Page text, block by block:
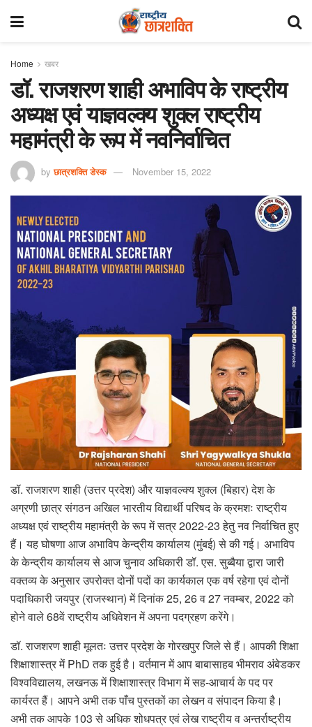
Home खबर
डॉ. राजशरण शाही अभाविप के राष्ट्रीय
अध्यक्ष एवं याज्ञवल्क्य शुक्ल राष्ट्रीय
महामंत्री के रूप में नवनिर्वाचित
by छात्रशक्ति डेस्क November 15, 2022
डॉ. राजशरण शाही (उत्तर प्रदेश) और याज्ञवल्क्य शुक्ल (बिहार) देश के
अग्रणी छात्र संगठन अखिल भारतीय विद्यार्थी परिषद के क्रमशः राष्ट्रीय
अध्यक्ष एवं राष्ट्रीय महामंत्री के रूप में सत्र 2022-23 हेतु नव निर्वाचित हुए
हैं। यह घोषणा आज अभाविप केन्द्रीय कार्यालय (मुंबई) से की गई। अभाविप
के केन्द्रीय कार्यालय से आज चुनाव अधिकारी डॉ. एस. सुब्बैया द्वारा जारी
वक्तव्य के अनुसार उपरोक्त दोनों पदों का कार्यकाल एक वर्ष रहेगा एवं दोनों
पदाधिकारी जयपुर (राजस्थान) में दिनांक 25, 26 व 27 नवम्बर, 2022 को
होने वाले 68वें राष्ट्रीय अधिवेशन में अपना पदग्रहण करेंगे।
डॉ. राजशरण शाही मूलतः उत्तर प्रदेश के गोरखपुर जिले से हैं। आपकी शिक्षा
शिक्षाशास्त्र में PhD तक हुई है। वर्तमान में आप बाबासाहब भीमराव अंबेडकर
विश्वविद्यालय, लखनऊ में शिक्षाशास्त्र विभाग में सह-आचार्य के पद पर
कार्यरत हैं। आपने अभी तक पाँच पुस्तकों का लेखन व संपादन किया है।
अभी तक आपके 103 से अधिक शोधपत्र एवं लेख राष्ट्रीय व अन्तर्राष्ट्रीय